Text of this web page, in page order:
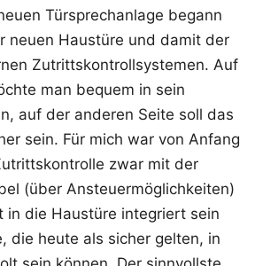
Türsprechanlage begann
neuen Haustüre und damit der
Zutrittskontrollsystemen. Auf
man bequem in sein
auf der anderen Seite soll das
sein. Für mich war von Anfang
zwar mit der
(über Ansteuermöglichkeiten)
in die Haustüre integriert sein
die heute als sicher gelten, in